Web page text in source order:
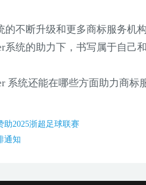
的不断升级和更多商标服务
统的助力下，书写属于自己
系统还能在哪些方面助力商标
助2025浙超足球联赛
通知